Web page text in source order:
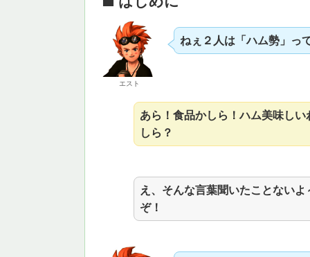
エスト
ねぇ２人は「ハム勢」っ
あら！食品かしら！ハム美味し
しら？
え、そんな言葉聞いたことない
ぞ！